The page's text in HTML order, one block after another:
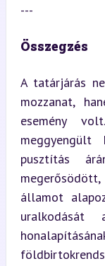
---
Összegzés
A tatárjárás
mozzanat,
esemény
meggyengült
pusztítás
államot
uralkodását